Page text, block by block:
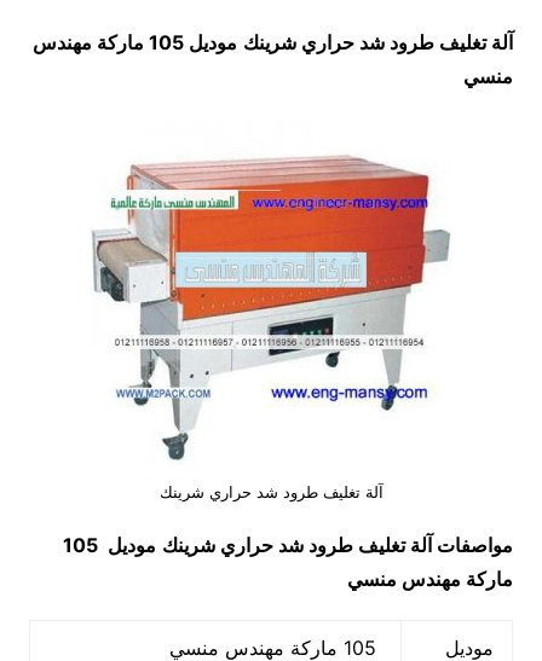
آلة تغليف طرود شد حراري شرينك
موديل 105 ماركة مهندس
منسي
آلة تغليف طرود شد حراري شرينك
مواصفات آلة تغليف طرود شد حراري شرينك
موديل 105
ماركة مهندس منسي
موديل